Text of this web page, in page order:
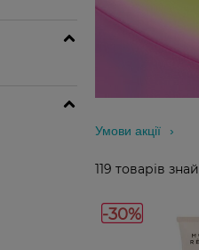
Умови акції
119 товарів
-30%